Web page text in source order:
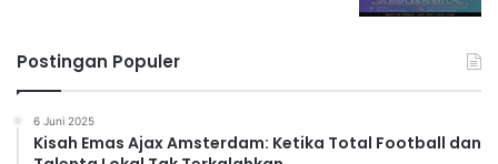
Postingan Populer
6 Juni 2025
Kisah Emas Ajax Amsterdam: Ketika Total Football dan